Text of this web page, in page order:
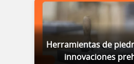
Herramientas de
innovaciones